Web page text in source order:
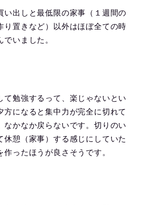
い出しと最低限の家事（１週間の
り置きなど）以外はほぼ全ての時
でいました。
て勉強するって、楽じゃないとい
方になると集中力が完全に切れて
なかなか戻らないです。切りのい
休憩（家事）する感じにしていた
ったほうが良さそうです。